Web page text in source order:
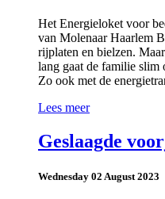
Het Energieloket voor
van Molenaar Haarlem
rijplaten en bielzen.
lang gaat de familie slim
Zo ook met de
Lees meer
Geslaagde
Wednesday 02 August 2023